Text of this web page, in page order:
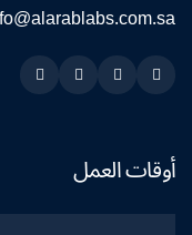
info@alarablabs.com.sa
Snapchat
Twitter
Linkedin
Instagram
أوقات العمل